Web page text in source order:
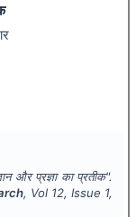
और प्रज्ञा का प्रतीक".
, Vol 12, Issue 1,